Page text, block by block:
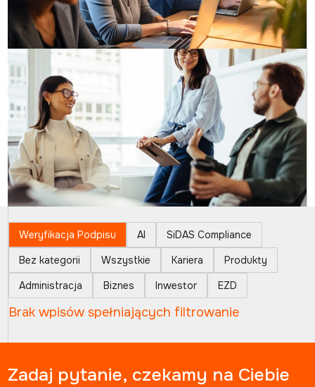
Weryfikacja Podpisu AI
SiDAS Compliance
Bez kategorii
Wszystkie Kariera
Produkty
Administracja
Biznes Inwestor EZD
Brak wpisów spełniających filtrowanie
Zadaj pytanie, czekamy na Ciebie